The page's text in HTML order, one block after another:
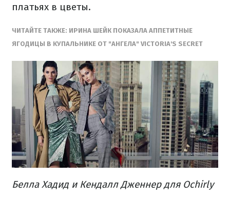
платьях в цветы.
ЧИТАЙТЕ ТАКЖЕ: ИРИНА ШЕЙК ПОКАЗАЛА АППЕТИТНЫЕ
ЯГОДИЦЫ В КУПАЛЬНИКЕ ОТ "АНГЕЛА" VICTORIA'S SECRET
Белла Хадид и Кендалл Дженнер для Ochirly